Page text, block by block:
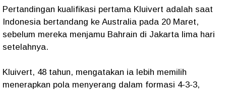
Pertandingan kualifikasi pertama Kluivert adalah saat
Indonesia bertandang ke Australia pada 20 Maret,
sebelum mereka menjamu Bahrain di Jakarta lima hari
setelahnya.
Kluivert, 48 tahun, mengatakan ia lebih memilih
menerapkan pola menyerang dalam formasi 4-3-3,